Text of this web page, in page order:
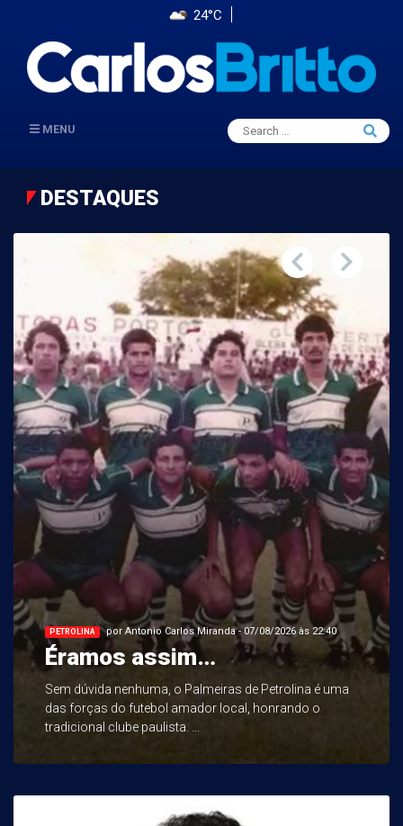
24°C
MENU
Search
for:
Search
DESTAQUES
PETROLINA por Antonio Carlos Miranda - 07/08/2026 às 22:40
Éramos assim…
Sem dúvida nenhuma, o Palmeiras de Petrolina é uma
das forças do futebol amador local, honrando o
tradicional clube paulista. ...